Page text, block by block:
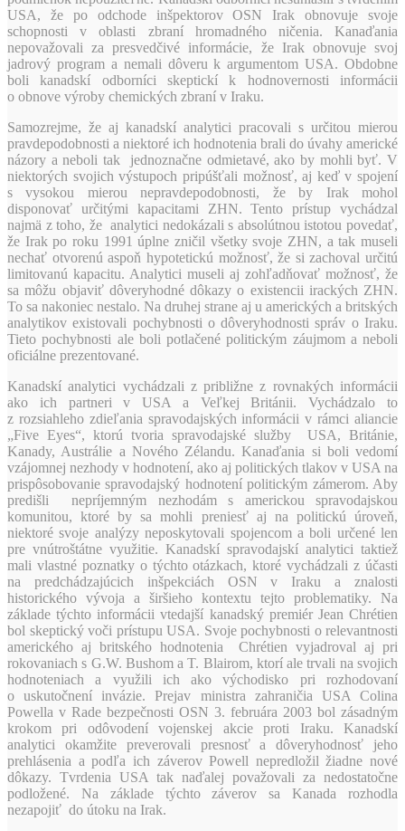
USA, že po odchode inšpektorov OSN Irak obnovuje svoje
schopnosti v oblasti zbraní hromadného ničenia. Kanaďania
nepovažovali za presvedčivé informácie, že Irak obnovuje svoj
jadrový program a nemali dôveru k argumentom USA. Obdobne
boli kanadskí odborníci skeptickí k hodnovernosti informácii
o obnove výroby chemických zbraní v Iraku.
Samozrejme, že aj kanadskí analytici pracovali s určitou mierou
pravdepodobnosti a niektoré ich hodnotenia brali do úvahy americké
názory a neboli tak jednoznačne odmietavé, ako by mohli byť. V
niektorých svojich výstupoch pripúšťali možnosť, aj keď v spojení
s vysokou mierou nepravdepodobnosti, že by Irak mohol
disponovať určitými kapacitami ZHN. Tento prístup vychádzal
najmä z toho, že analytici nedokázali s absolútnou istotou povedať,
že Irak po roku 1991 úplne zničil všetky svoje ZHN, a tak museli
nechať otvorenú aspoň hypotetickú možnosť, že si zachoval určitú
limitovanú kapacitu. Analytici museli aj zohľadňovať možnosť, že
sa môžu objaviť dôveryhodné dôkazy o existencii irackých ZHN.
To sa nakoniec nestalo. Na druhej strane aj u amerických a britských
analytikov existovali pochybnosti o dôveryhodnosti správ o Iraku.
Tieto pochybnosti ale boli potlačené politickým záujmom a neboli
oficiálne prezentované.
Kanadskí analytici vychádzali z približne z rovnakých informácii
ako ich partneri v USA a Veľkej Británii. Vychádzalo to
z rozsiahleho zdieľania spravodajských informácii v rámci aliancie
„Five Eyes“, ktorú tvoria spravodajské služby USA, Británie,
Kanady, Austrálie a Nového Zélandu. Kanaďania si boli vedomí
vzájomnej nezhody v hodnotení, ako aj politických tlakov v USA na
prispôsobovanie spravodajský hodnotení politickým zámerom. Aby
predišli nepríjemným nezhodám s americkou spravodajskou
komunitou, ktoré by sa mohli preniesť aj na politickú úroveň,
niektoré svoje analýzy neposkytovali spojencom a boli určené len
pre vnútroštátne využitie. Kanadskí spravodajskí analytici taktiež
mali vlastné poznatky o týchto otázkach, ktoré vychádzali z účasti
na predchádzajúcich inšpekciách OSN v Iraku a znalosti
historického vývoja a širšieho kontextu tejto problematiky. Na
základe týchto informácii vtedajší kanadský premiér Jean Chrétien
bol skeptický voči prístupu USA. Svoje pochybnosti o relevantnosti
amerického aj britského hodnotenia Chrétien vyjadroval aj pri
rokovaniach s G.W. Bushom a T. Blairom, ktorí ale trvali na svojich
hodnoteniach a využili ich ako východisko pri rozhodovaní
o uskutočnení invázie. Prejav ministra zahraničia USA Colina
Powella v Rade bezpečnosti OSN 3. februára 2003 bol zásadným
krokom pri odôvodení vojenskej akcie proti Iraku. Kanadskí
analytici okamžite preverovali presnosť a dôveryhodnosť jeho
prehlásenia a podľa ich záverov Powell nepredložil žiadne nové
dôkazy. Tvrdenia USA tak naďalej považovali za nedostatočne
podložené. Na základe týchto záverov sa Kanada rozhodla
nezapojiť do útoku na Irak.